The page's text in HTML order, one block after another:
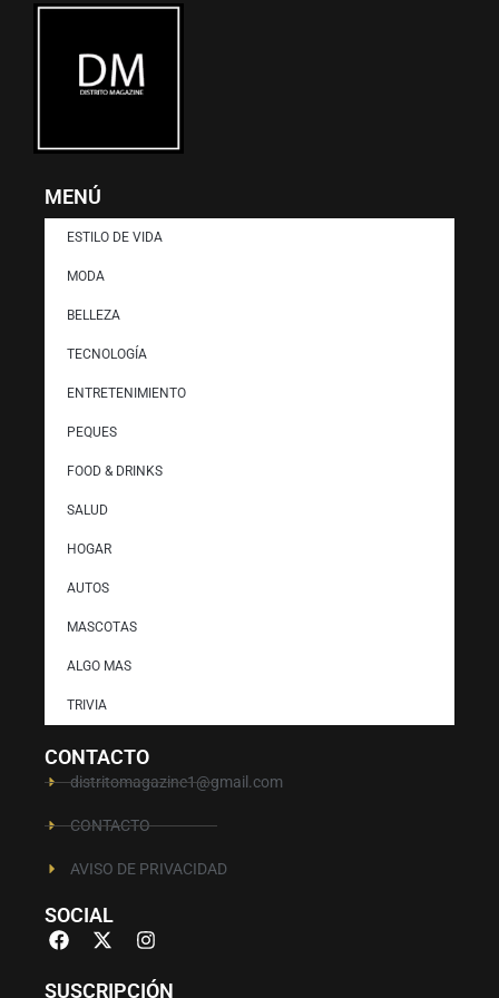
MENÚ
ESTILO DE VIDA
MODA
BELLEZA
TECNOLOGÍA
ENTRETENIMIENTO
PEQUES
FOOD & DRINKS
SALUD
HOGAR
AUTOS
MASCOTAS
ALGO MAS
TRIVIA
CONTACTO
distritomagazine1@gmail.com
CONTACTO
AVISO DE PRIVACIDAD
SOCIAL
SUSCRIPCIÓN